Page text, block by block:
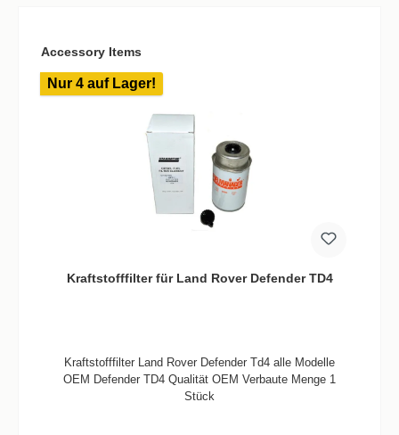
Produktgalerie überspringen
Accessory Items
Nur 4 auf Lager!
Kraftstofffilter für Land Rover Defender TD4
Kraftstofffilter Land Rover Defender Td4 alle Modelle
OEM Defender TD4 Qualität OEM Verbaute Menge 1
Stück